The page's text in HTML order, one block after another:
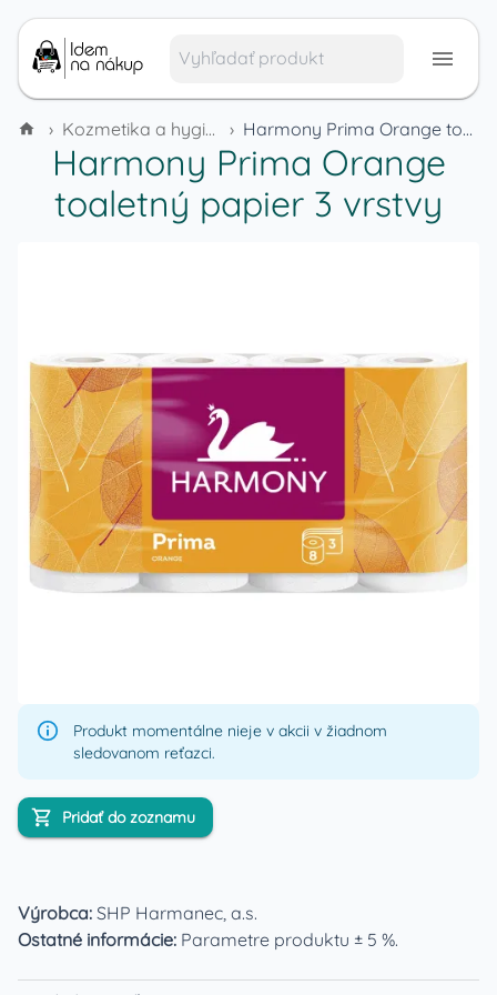
› Kozmetika a hygienické potreby › Harmony Prima Orange toaletný papier 3 vrstvy
Harmony Prima Orange
toaletný papier 3 vrstvy
Produkt momentálne nieje v akcii v žiadnom
sledovanom reťazci.
Pridať do zoznamu
Výrobca: SHP Harmanec, a.s.
Ostatné informácie: Parametre produktu ± 5 %.